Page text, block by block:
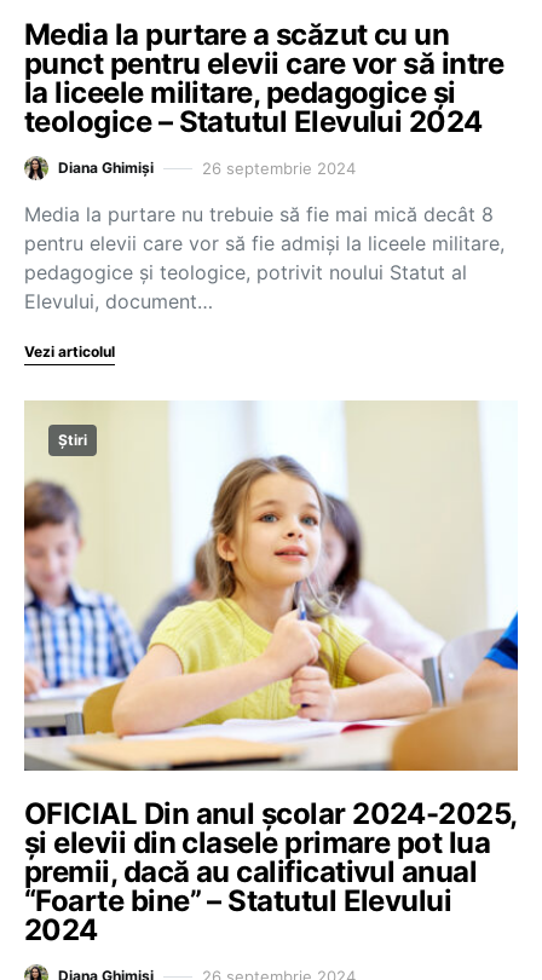
Media la purtare a scăzut cu un
punct pentru elevii care vor să intre
la liceele militare, pedagogice și
teologice – Statutul Elevului 2024
Diana Ghimiși 26 septembrie 2024
Media la purtare nu trebuie să fie mai mică decât 8
pentru elevii care vor să fie admiși la liceele militare,
pedagogice și teologice, potrivit noului Statut al
Elevului, document…
Vezi articolul
Știri
OFICIAL Din anul școlar 2024-2025,
și elevii din clasele primare pot lua
premii, dacă au calificativul anual
“Foarte bine” – Statutul Elevului
2024
Diana Ghimiși 26 septembrie 2024